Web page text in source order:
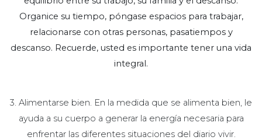
Organice su tiempo, póngase espacios para trabajar,
relacionarse con otras personas, pasatiempos y
descanso. Recuerde, usted es importante tener una vida
integral.
3. Alimentarse bien. En la medida que se alimenta bien, le
ayuda a su cuerpo a generar la energía necesaria para
enfrentar las diferentes situaciones del diario vivir.